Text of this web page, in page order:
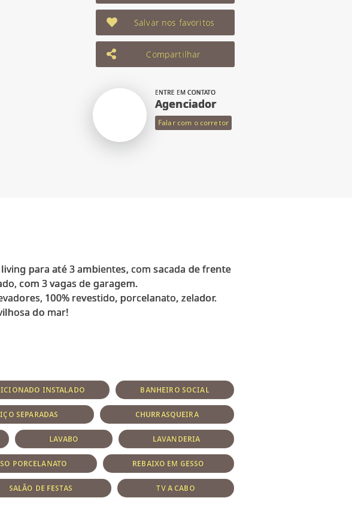
Salvar nos favoritos
Compartilhar
ENTRE EM CONTATO
Agenciador
Falar com o corretor
para até 3 ambientes, com sacada de frente
com 3 vagas de garagem.
100% revestido, porcelanato, zelador.
do mar!
INSTALADO BANHEIRO SOCIAL
SEPARADAS CHURRASQUEIRA
LAVABO LAVANDERIA
PORCELANATO REBAIXO EM GESSO
SALÃO DE FESTAS TV A CABO